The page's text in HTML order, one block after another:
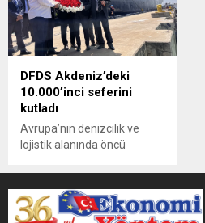
DFDS Akdeniz’deki
10.000’inci seferini
kutladı
Avrupa’nın denizcilik ve
lojistik alanında öncü
DFDS İtalya-Türkiye
arasındaki 10.000’inci
seferini tamamlamış